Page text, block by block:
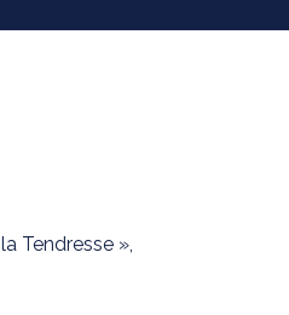
Tendresse »,